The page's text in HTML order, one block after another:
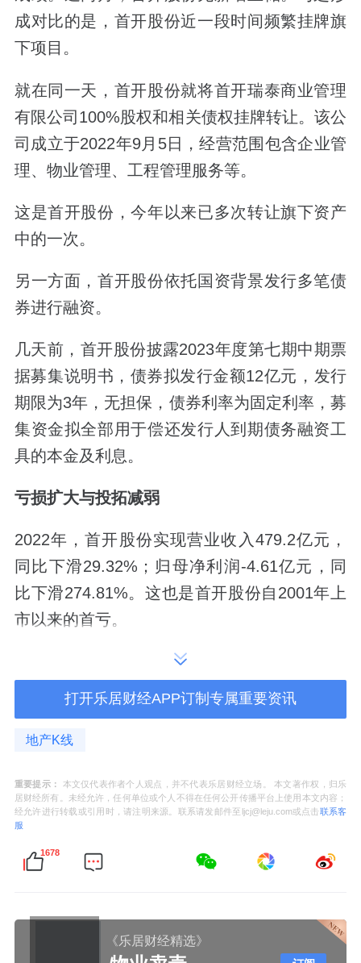
成对比的是，首开股份近一段时间频繁挂牌旗
下项目。
就在同一天，首开股份就将首开瑞泰商业管理
有限公司100%股权和相关债权挂牌转让。该公
司成立于2022年9月5日，经营范围包含企业管
理、物业管理、工程管理服务等。
这是首开股份，今年以来已多次转让旗下资产
中的一次。
另一方面，首开股份依托国资背景发行多笔债
券进行融资。
几天前，首开股份披露2023年度第七期中期票
据募集说明书，债券拟发行金额12亿元，发行
期限为3年，无担保，债券利率为固定利率，募
集资金拟全部用于偿还发行人到期债务融资工
具的本金及利息。
亏损扩大与投拓减弱
2022年，首开股份实现营业收入479.2亿元，
同比下滑29.32%；归母净利润-4.61亿元，同
比下滑274.81%。这也是首开股份自2001年上
市以来的首亏。
2023上半年，亏损还在继续，期内实现营业收
入194.01亿元，同比增长173.12%；归母净利
润却录得-19.06亿元，相比上一年中期
的-14.24亿元，亏损扩大。
财报显示，2023上半年，首开股份剔除预收账
款后的资产负债率72.16%，净负债率
线。期内，该公司一年内到期的非流动负债
期借款，占比超过六成。同期，首开股份的现
金余额225.66亿元，较上年同期持续下降。
打开乐居财经APP订制专属重要资讯
地产K线
重要提示：
本文仅代表作者个人观点，并不代表乐居财经立场。 本文著作权，归乐
居财经所有。未经允许，任何单位或个人不得在任何公开传播平台上使用本文内容；
经允许进行转载或引用时，请注明来源。联系请发邮件至ljcj@leju.com或点击联系客
服
1678
《乐居财经精选》